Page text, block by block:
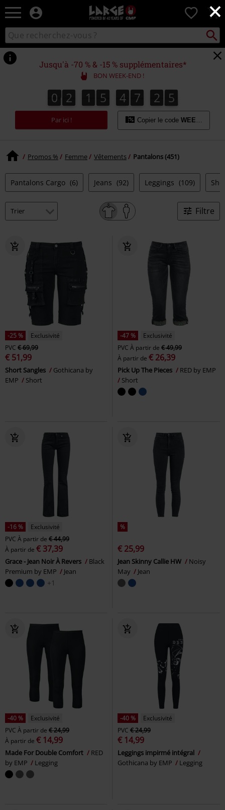
×
EMP
-
Merchandising
Gaming,
Films
&
Séries
TV
Modes
alternatives
0
Rechercher
sur
le
catalogue
Jusqu'à -70 % & -15 % supplémentaires*
BON WEEK-END !
0
0 2
2 1
1 5
5 4
4 7
7 2
2
2
2 3
4
3
5
4
Par ici ! Copier le code WEEKEND
Promos % Femme Vêtements Pantalons (451)
Pantalons Cargo (6) Jeans (92) Leggings (109)
Filtre
-25 %
Exclusivité
PVC € 69,99
€ 51,99
Short Sangles
Gothicana by
EMP
Short
-47 %
Exclusivité
PVC À partir de € 49,99
À partir de € 26,39
Pick Up The Pieces
RED by EMP
Short
-16 %
Exclusivité
PVC À partir de € 44,99
À partir de € 37,39
Grace - Jean Noir À Revers
Black
Premium by EMP
Jean
+1
%
€ 25,99
Jean Skinny Callie HW
Noisy
May
Jean
-40 %
Exclusivité
PVC À partir de € 24,99
À partir de € 14,99
Made For Double Comfort
RED
by EMP
Legging
-40 %
Exclusivité
PVC € 24,99
€ 14,99
Leggings impirmé intégral
Gothicana by EMP
Legging